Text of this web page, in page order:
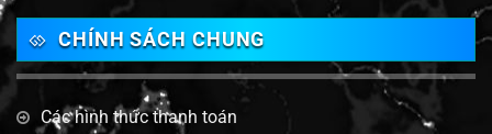
CHÍNH SÁCH CHUNG
Các hình thức thanh toán